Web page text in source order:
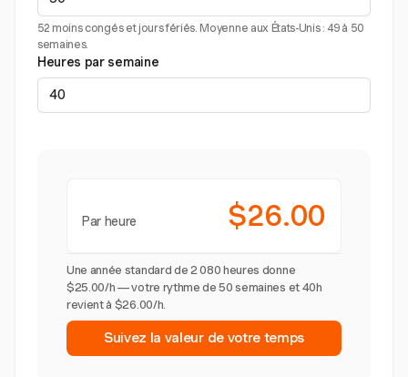
52 moins congés et jours fériés. Moyenne aux États-Unis : 49 à 50
semaines.
Heures par semaine
Par heure $26.00
Une année standard de 2 080 heures donne
$25.00/h — votre rythme de 50 semaines et 40h
revient à $26.00/h.
Suivez la valeur de votre temps